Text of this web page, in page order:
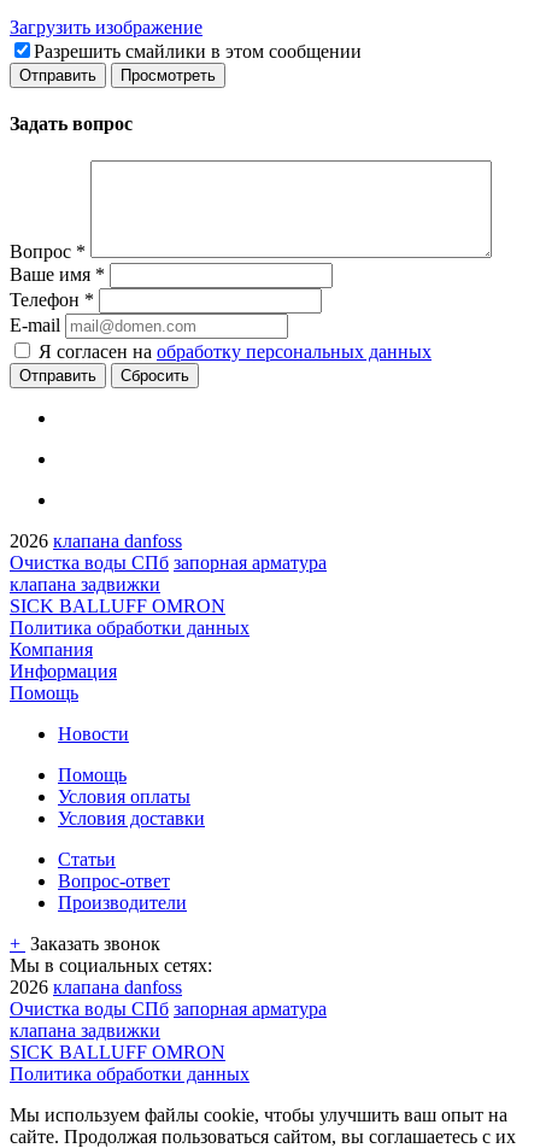
Загрузить изображение
Разрешить смайлики в этом сообщении
Задать вопрос
Вопрос *
Ваше имя *
Телефон *
E-mail
Я согласен на обработку персональных данных
Сбросить
2026 клапана danfoss
Очистка воды СПб запорная арматура
клапана задвижки
SICK BALLUFF OMRON
Политика обработки данных
Компания
Информация
Помощь
Новости
Помощь
Условия оплаты
Условия доставки
Статьи
Вопрос-ответ
Производители
+ Заказать звонок
Мы в социальных сетях:
2026 клапана danfoss
Очистка воды СПб запорная арматура
клапана задвижки
SICK BALLUFF OMRON
Политика обработки данных
Мы используем файлы cookie, чтобы улучшить ваш опыт на
сайте. Продолжая пользоваться сайтом, вы соглашаетесь с их